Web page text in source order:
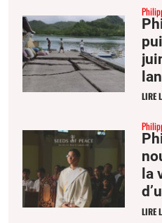
LIRE
la
LIRE